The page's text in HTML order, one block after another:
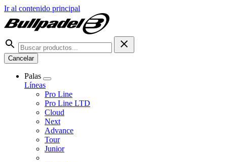
Ir al contenido principal
Cancelar
Palas
Líneas
Pro Line
Pro Line LTD
Cloud
Next
Advance
Tour
Junior